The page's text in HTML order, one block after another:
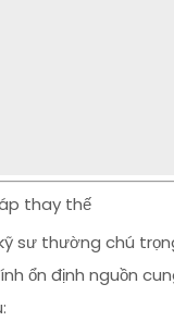
thay thế
sư thường chú
ổn định nguồn